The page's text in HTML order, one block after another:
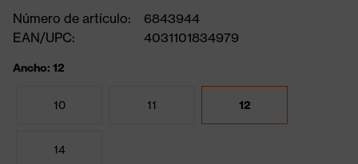
Número de artículo:
6843944
EAN/UPC:
4031101834979
Ancho: 12
10 11 12
14